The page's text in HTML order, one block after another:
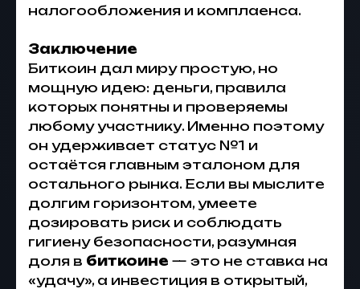
налогообложения и комплаенса.
Заключение
Биткоин дал миру простую, но
мощную идею: деньги, правила
которых понятны и проверяемы
любому участнику. Именно поэтому
он удерживает статус №1 и
остаётся главным эталоном для
остального рынка. Если вы мыслите
долгим горизонтом, умеете
дозировать риск и соблюдать
гигиену безопасности, разумная
доля в биткоине — это не ставка на
«удачу», а инвестиция в открытый,